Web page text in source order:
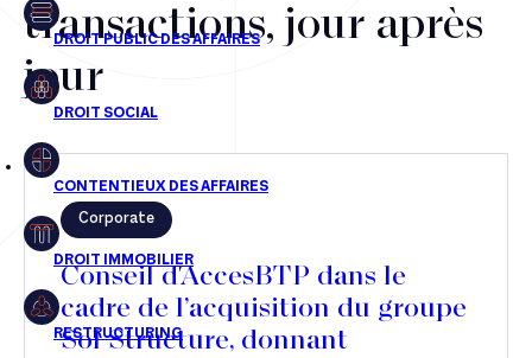
Droit public des affaires
Droit social
Droit immobilier
Restructuring
Article
transactions, jour après
jour
Corporate
Conseil d'AccesBTP dans le
cadre de l’acquisition du groupe
Sol Structure, donnant